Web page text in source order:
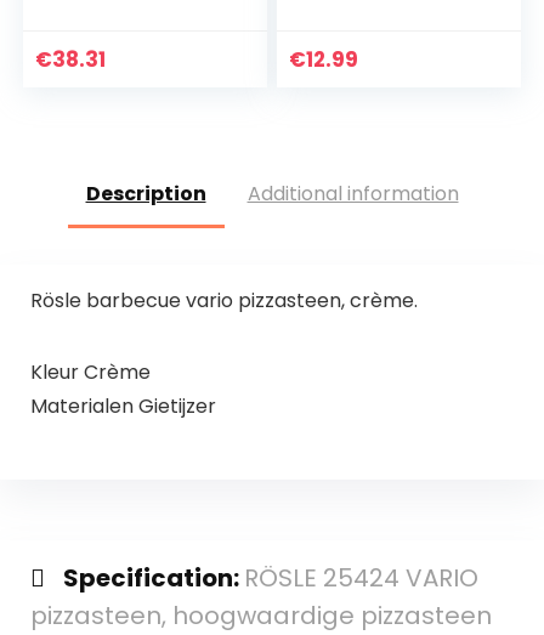
kunststof deksel, 3L,
€38.31
voor grote muffins,
€12.99
Description Additional information
Rösle barbecue vario pizzasteen, crème.
Kleur Crème
Materialen Gietijzer
Specification: RÖSLE 25424 VARIO
pizzasteen, hoogwaardige pizzasteen